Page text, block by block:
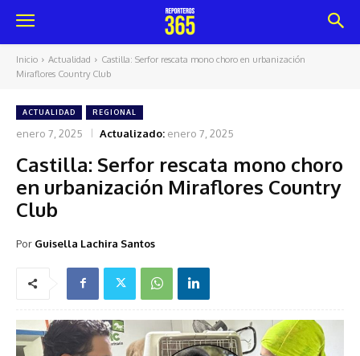
Inicio Actualidad
Castilla: Serfor rescata mono choro en urbanización
Miraflores Country Club
ACTUALIDAD REGIONAL
enero 7, 2025 Actualizado: enero 7, 2025
Castilla: Serfor rescata mono choro
en urbanización Miraflores Country
Club
Por Guisella Lachira Santos